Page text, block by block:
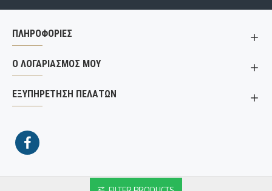
ΠΛΗΡΟΦΟΡΙΕΣ
Ο ΛΟΓΑΡΙΑΣΜΟΣ ΜΟΥ
ΕΞΥΠΗΡΕΤΗΣΗ ΠΕΛΑΤΩΝ